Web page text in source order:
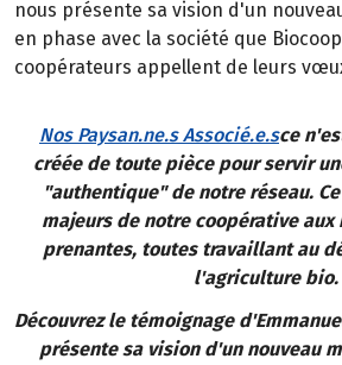
nous présente sa vision d'un
en phase avec la société que
coopérateurs appellent de leurs
Nos Paysan.ne.s Associé.e.sce
créée de toute pièce pour servir
"authentique" de notre réseau.
majeurs de notre coopérative
prenantes, toutes travaillant au
l'agriculture bio.
Découvrez le témoignage
présente sa vision d'un nouveau